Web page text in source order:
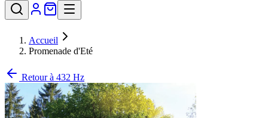
Accueil
Promenade d'Eté
Retour à 432 Hz